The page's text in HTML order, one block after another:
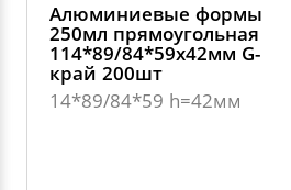
Алюминиевые формы
250мл прямоугольная
114*89/84*59х42мм G-
край 200шт
14*89/84*59 h=42мм